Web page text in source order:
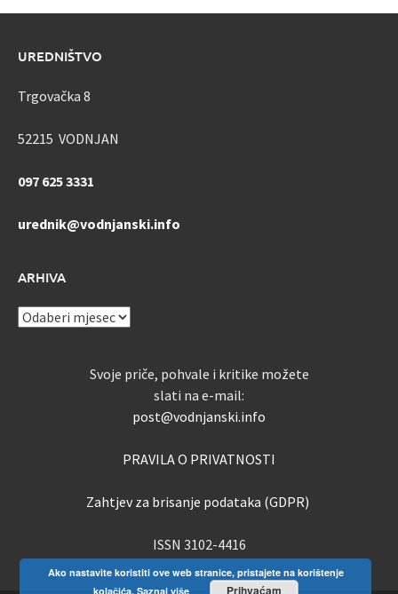
UREDNIŠTVO
Trgovačka 8
52215 VODNJAN
097 625 3331
urednik@vodnjanski.info
ARHIVA
ARHIVA
Svoje priče, pohvale i kritike možete
slati na e-mail:
post@vodnjanski.info
PRAVILA O PRIVATNOSTI
Zahtjev za brisanje podataka (GDPR)
ISSN 3102-4416
Ako nastavite koristiti ove web stranice, pristajete na korištenje
kolačića. Saznaj više Prihvaćam